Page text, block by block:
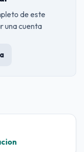
de este
una cuenta